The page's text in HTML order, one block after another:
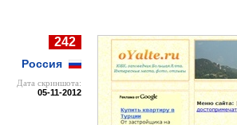
242
Россия
Дата cкриншота:
05-11-2012